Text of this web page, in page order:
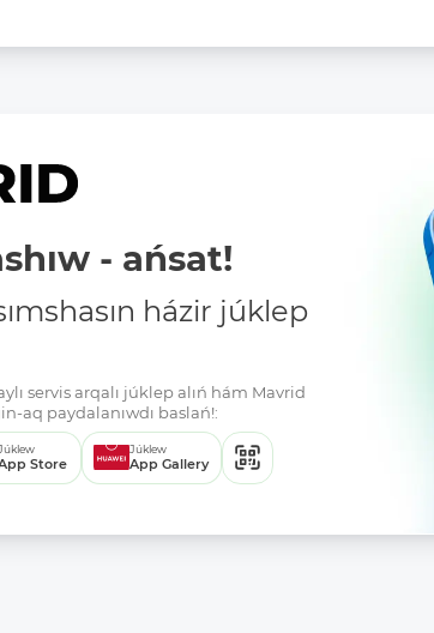
- ańsat!
házir júklep
servis arqalı júklep alıń hám Mavrid
aq paydalanıwdı baslań!:
Store
Júklew
App Gallery